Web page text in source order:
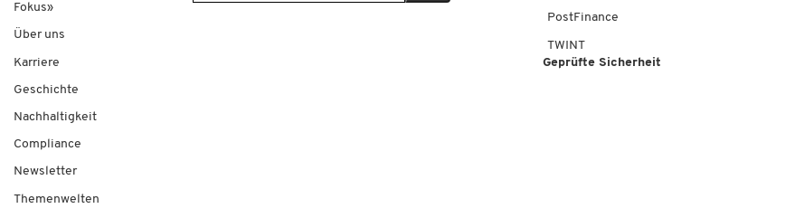
Fokus»
Über uns
Karriere
Geschichte
Nachhaltigkeit
Compliance
Newsletter
Themenwelten
PostFinance
TWINT
Geprüfte Sicherheit